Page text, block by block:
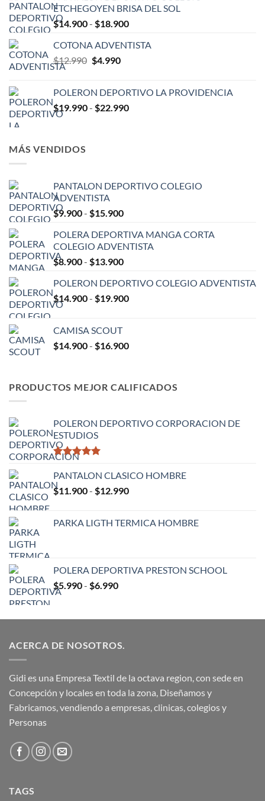
$7.990. $5.900.
ETCHEGOYEN BRISA DEL SOL
$14.900- $18.900Rango
precios:
$18.900
COTONA ADVENTISTA
$12.990 El
era:
$12.990.
$4.990El
es:
$4.990.
POLERON DEPORTIVO LA PROVIDENCIA
$19.990- $22.990Rango
$22.990
MÁS VENDIDOS
PANTALON DEPORTIVO COLEGIO
ADVENTISTA
$9.900- $15.900Rango
precios:
desde
$9.900
$15.900
POLERA DEPORTIVA MANGA CORTA
COLEGIO ADVENTISTA
$8.900- $13.900Rango
precios:
desde
POLERON DEPORTIVO COLEGIO ADVENTISTA
$14.900- $19.900Rango
$14.900
CAMISA SCOUT
$14.900- $16.900Rango
desde
$14.900
$16.900
PRODUCTOS MEJOR CALIFICADOS
POLERON DEPORTIVO CORPORACION DE
ESTUDIOS
con5.00
de 5
PANTALON CLASICO HOMBRE
$11.900- $12.990Rango
desde
$12.990
PARKA LIGTH TERMICA HOMBRE
POLERA DEPORTIVA PRESTON SCHOOL
$5.990- $6.990Rango
desde
hasta
ACERCA DE NOSOTROS.
Gidi es una Empresa Textil de la octava region, con sede en
Concepción y locales en toda la zona, Diseñamos y
Fabricamos, vendiendo a empresas, clinicas, colegios y
Personas
TAGS